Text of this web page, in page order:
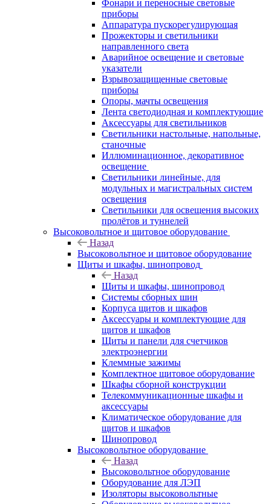
Фонари и переносные световые
приборы
Аппаратура пускорегулирующая
Прожекторы и светильники
направленного света
Аварийное освещение и световые
указатели
Взрывозащищенные световые
приборы
Опоры, мачты освещения
Лента светодиодная и комплектующие
Аксессуары для светильников
Светильники настольные, напольные,
станочные
Иллюминационное, декоративное
освещение
Светильники линейные, для
модульных и магистральных систем
освещения
Светильники для освещения высоких
пролётов и туннелей
Высоковольтное и щитовое оборудование
Назад
Высоковольтное и щитовое оборудование
Щиты и шкафы, шинопровод
Назад
Щиты и шкафы, шинопровод
Системы сборных шин
Корпуса щитов и шкафов
Аксессуары и комплектующие для
щитов и шкафов
Щиты и панели для счетчиков
электроэнергии
Клеммные зажимы
Комплектное щитовое оборудование
Шкафы сборной конструкции
Телекоммуникационные шкафы и
аксессуары
Климатическое оборудование для
щитов и шкафов
Шинопровод
Высоковольтное оборудование
Назад
Высоковольтное оборудование
Оборудование для ЛЭП
Изоляторы высоковольтные